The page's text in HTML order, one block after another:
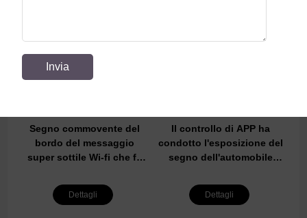
Segno commovente del
bordo del messaggio
super sottile Wi-fi che fa
messaggio del segno del
LED per il lavoro di affari
Dettagli
Il controllo di APP ha
condotto l'esposizione del
segno dell'automobile
lo schermo dei messaggi
APP programmabile che
Dettagli